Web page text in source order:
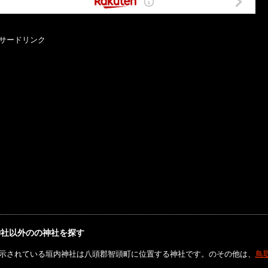
ードリンク
以外のの神社を探す
されている垣内神社は八頭郡智頭町に位置する神社です。のその他は、 鳥